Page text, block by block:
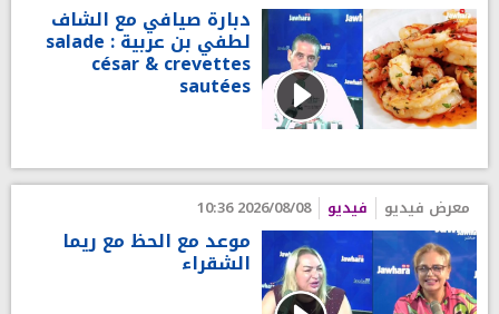
دبارة صيافي مع الشاف
لطفي بن عربية : salade
césar & crevettes
sautées
معرض فيديو فيديو 2026/08/08 10:36
موعد مع الحظ مع ريما
الشقراء